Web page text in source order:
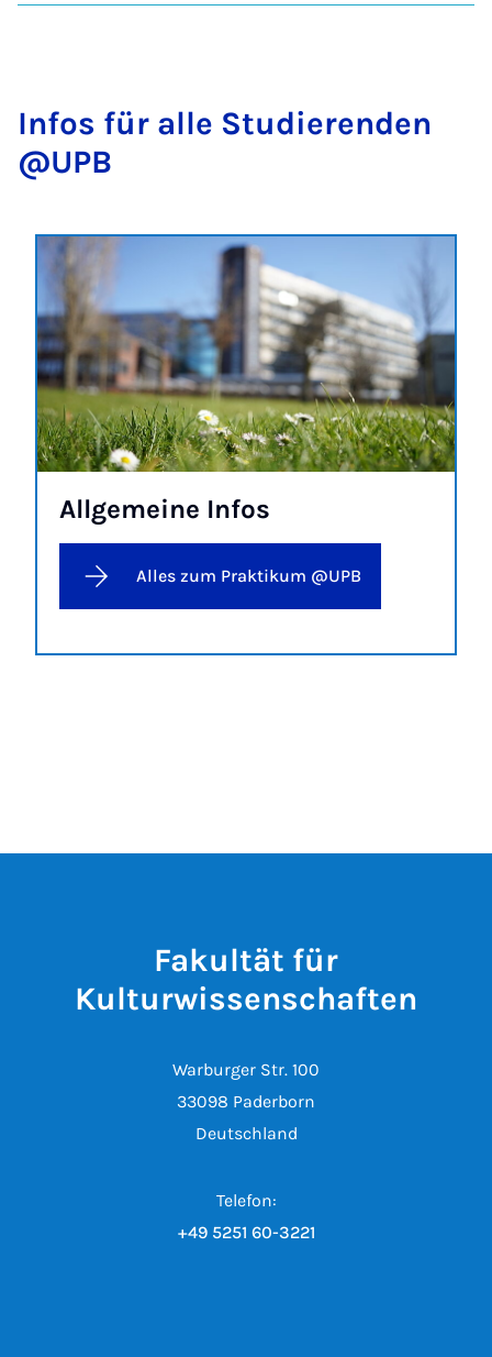
In­fos für al­le Stu­die­ren­den
@UPB
All­ge­mei­ne In­fos
Alles zum Praktikum @UPB
Fakultät für
Kulturwissenschaften
Warburger Str. 100
33098 Paderborn
Deutschland
Telefon:
+49 5251 60-3221